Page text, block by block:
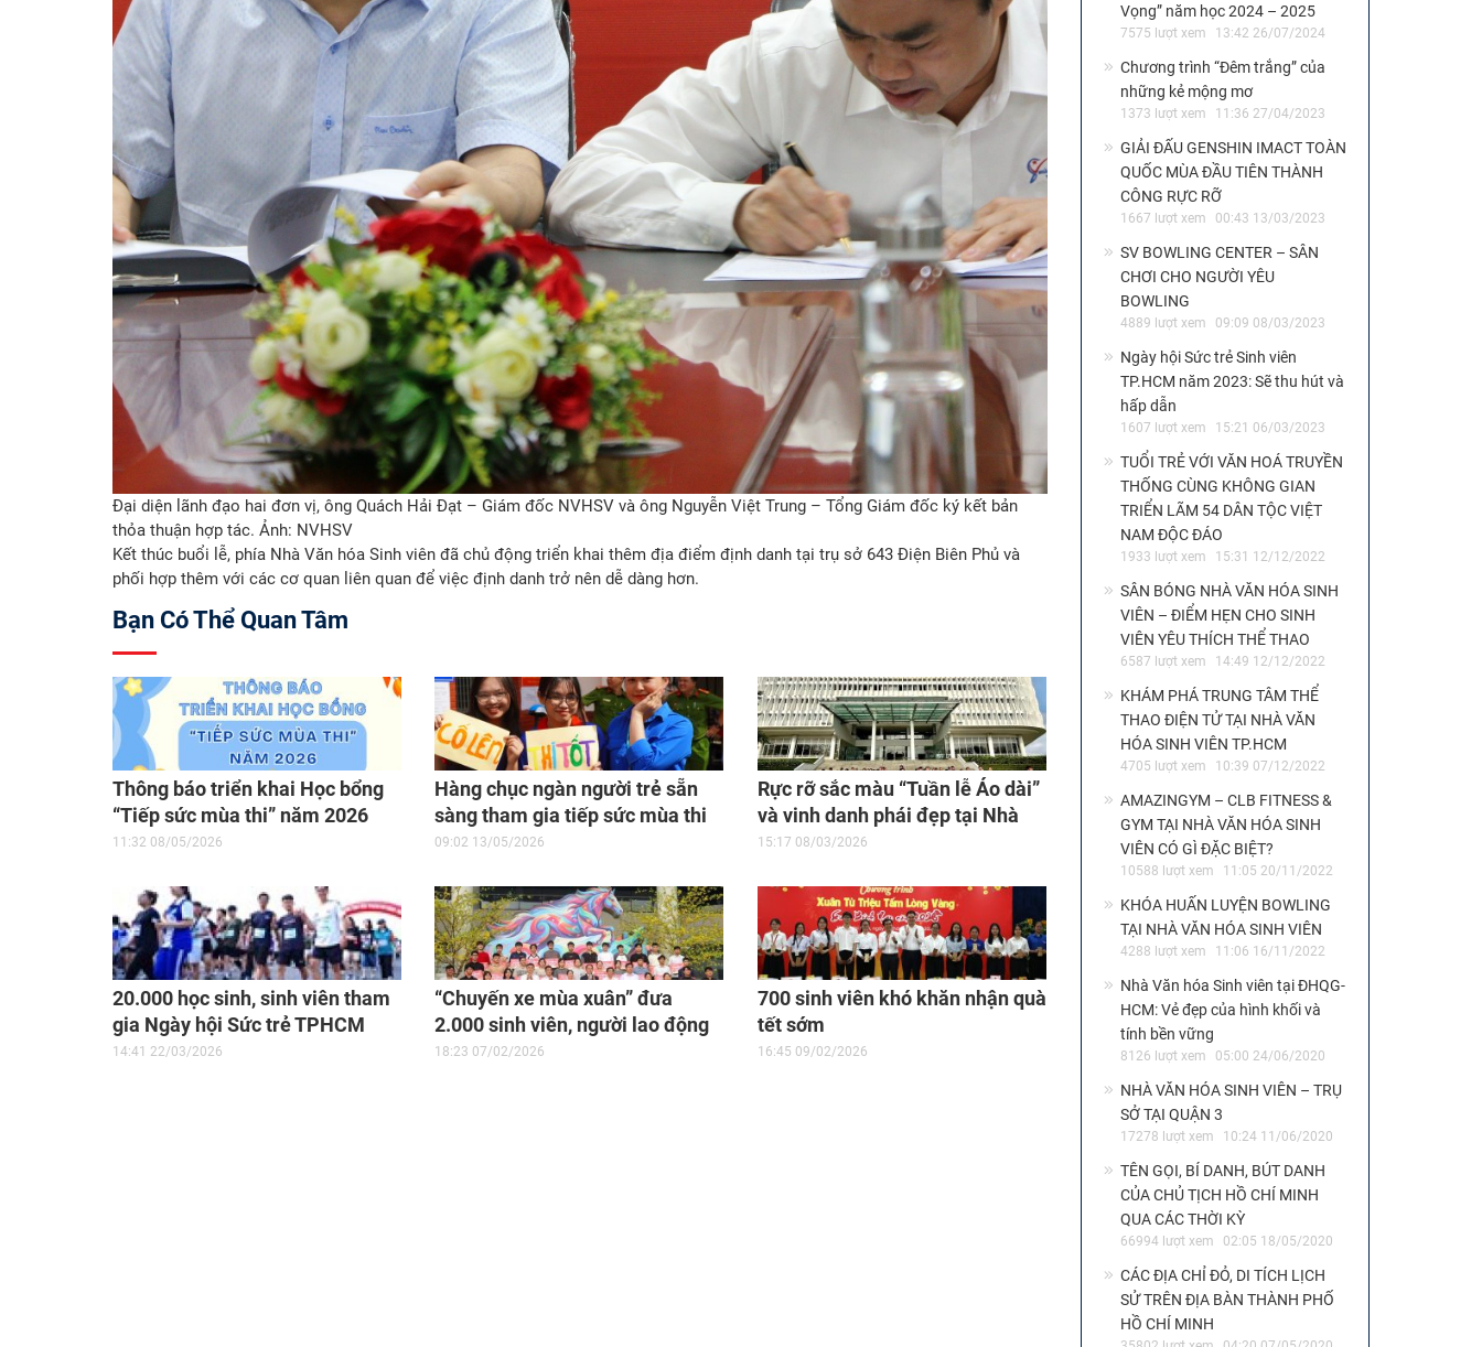
Đại diện lãnh đạo hai đơn vị, ông Quách Hải Đạt – Giám đốc NVHSV và ông Nguyễn Việt Trung – Tổng Giám đốc ký kết bản
thỏa thuận hợp tác. Ảnh: NVHSV
Kết thúc buổi lễ, phía Nhà Văn hóa Sinh viên đã chủ động triển khai thêm địa điểm định danh tại trụ sở 643 Điện Biên Phủ và
phối hợp thêm với các cơ quan liên quan để việc định danh trở nên dễ dàng hơn.
Bạn Có Thể Quan Tâm
Thông báo triển khai Học bổng
“Tiếp sức mùa thi” năm 2026
11:32 08/05/2026
Hàng chục ngàn người trẻ sẵn
sàng tham gia tiếp sức mùa thi
2026
09:02 13/05/2026
Rực rỡ sắc màu “Tuần lễ Áo dài”
và vinh danh phái đẹp tại Nhà
Văn hóa Sinh viên chào mừng
15:17 08/03/2026
20.000 học sinh, sinh viên tham
gia Ngày hội Sức trẻ TPHCM
2026
14:41 22/03/2026
“Chuyến xe mùa xuân” đưa
2.000 sinh viên, người lao động
khó khăn về quê đón tết
18:23 07/02/2026
700 sinh viên khó khăn nhận quà
tết sớm
16:45 09/02/2026
Vọng” năm học 2024 – 2025
7575 lượt xem 13:42 26/07/2024
Chương trình “Đêm trắng” của
những kẻ mộng mơ
1373 lượt xem 11:36 27/04/2023
GIẢI ĐẤU GENSHIN IMACT TOÀN
QUỐC MÙA ĐẦU TIÊN THÀNH
CÔNG RỰC RỠ
1667 lượt xem 00:43 13/03/2023
SV BOWLING CENTER – SÂN
CHƠI CHO NGƯỜI YÊU
BOWLING
4889 lượt xem 09:09 08/03/2023
Ngày hội Sức trẻ Sinh viên
TP.HCM năm 2023: Sẽ thu hút và
hấp dẫn
1607 lượt xem 15:21 06/03/2023
TUỔI TRẺ VỚI VĂN HOÁ TRUYỀN
THỐNG CÙNG KHÔNG GIAN
TRIỂN LÃM 54 DÂN TỘC VIỆT
NAM ĐỘC ĐÁO
1933 lượt xem 15:31 12/12/2022
SÂN BÓNG NHÀ VĂN HÓA SINH
VIÊN – ĐIỂM HẸN CHO SINH
VIÊN YÊU THÍCH THỂ THAO
6587 lượt xem 14:49 12/12/2022
KHÁM PHÁ TRUNG TÂM THỂ
THAO ĐIỆN TỬ TẠI NHÀ VĂN
HÓA SINH VIÊN TP.HCM
4705 lượt xem 10:39 07/12/2022
AMAZINGYM – CLB FITNESS &
GYM TẠI NHÀ VĂN HÓA SINH
VIÊN CÓ GÌ ĐẶC BIỆT?
10588 lượt xem 11:05 20/11/2022
KHÓA HUẤN LUYỆN BOWLING
TẠI NHÀ VĂN HÓA SINH VIÊN
4288 lượt xem 11:06 16/11/2022
Nhà Văn hóa Sinh viên tại ĐHQG-
HCM: Vẻ đẹp của hình khối và
tính bền vững
8126 lượt xem 05:00 24/06/2020
NHÀ VĂN HÓA SINH VIÊN – TRỤ
SỞ TẠI QUẬN 3
17278 lượt xem 10:24 11/06/2020
TÊN GỌI, BÍ DANH, BÚT DANH
CỦA CHỦ TỊCH HỒ CHÍ MINH
QUA CÁC THỜI KỲ
66994 lượt xem 02:05 18/05/2020
CÁC ĐỊA CHỈ ĐỎ, DI TÍCH LỊCH
SỬ TRÊN ĐỊA BÀN THÀNH PHỐ
HỒ CHÍ MINH